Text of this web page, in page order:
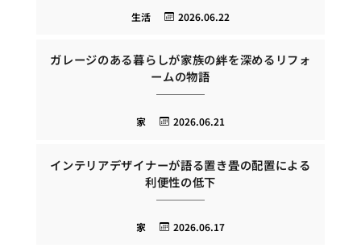
2026.06.22
生活
ガレージのある暮らしが家族の絆を深めるリフォ
ームの物語
2026.06.21
家
インテリアデザイナーが語る置き畳の配置による
利便性の低下
2026.06.17
家